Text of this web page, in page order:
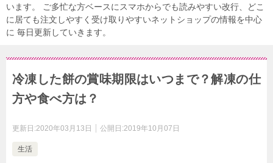
います。 ご多忙な方ベースにスマホからでも読みやすい改行、どこ
に居ても注文しやすく受け取りやすいネットショップの情報を中心
に 毎日更新していきます。
冷凍した餅の賞味期限はいつまで？解凍の仕
方や食べ方は？
更新日:2020年03月13日 公開日:2019年10月07日
生活